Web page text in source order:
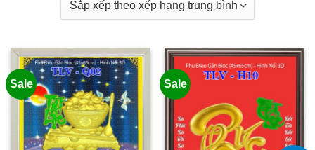
Sale Sale